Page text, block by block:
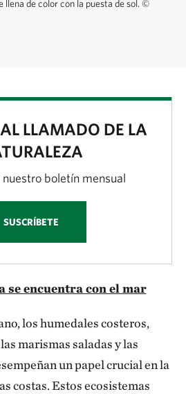
llena de color con la puesta de sol. ©
LLAMADO DE LA
nuestro boletín mensual
SUSCRÍBETE
se encuentra con el mar
los humedales costeros,
marismas saladas y las
un papel crucial en la
costas. Estos ecosistemas